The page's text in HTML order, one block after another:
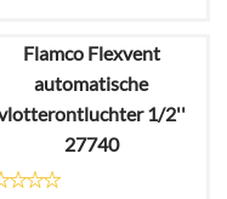
€26,41
€23,69
Flamco Flexvent
automatische
1/2''
27740